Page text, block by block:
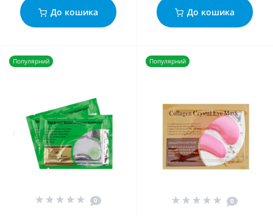
До кошика До кошика
Популярний
0
Популярний
0